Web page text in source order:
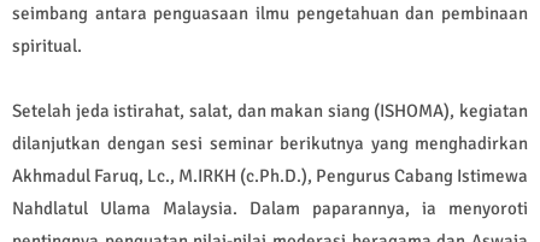
seimbang antara penguasaan ilmu pengetahuan dan pembinaan
spiritual.
Setelah jeda istirahat, salat, dan makan siang (ISHOMA), kegiatan
dilanjutkan dengan sesi seminar berikutnya yang menghadirkan
Akhmadul Faruq, Lc., M.IRKH (c.Ph.D.), Pengurus Cabang Istimewa
Nahdlatul Ulama Malaysia. Dalam paparannya, ia menyoroti